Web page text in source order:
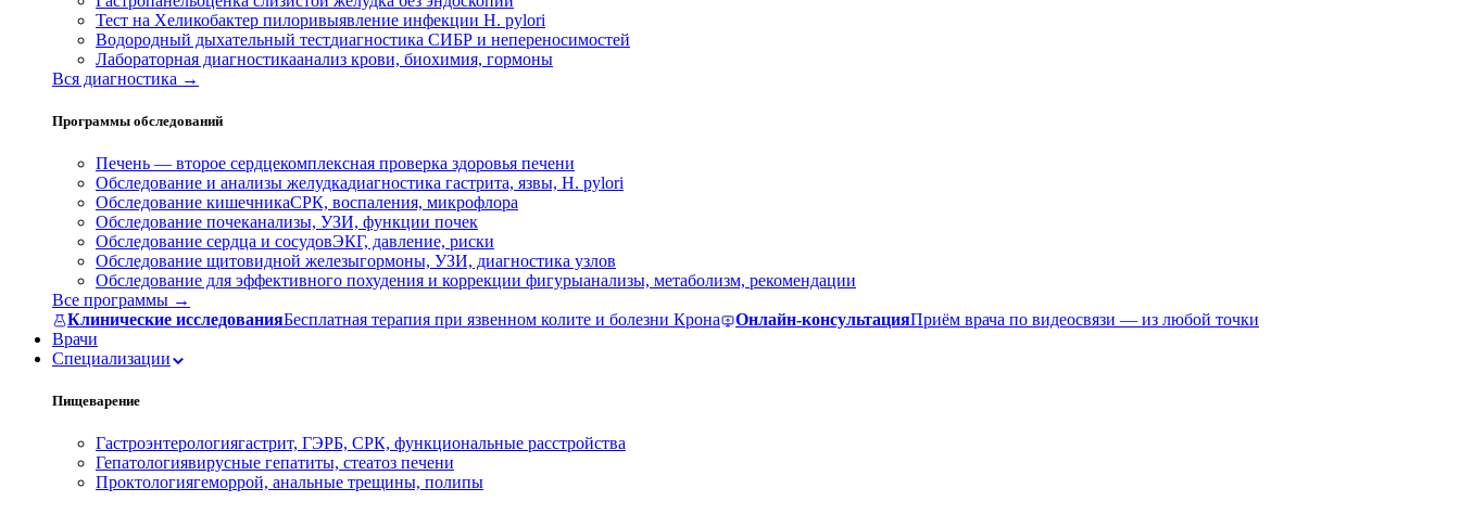
Тест на Хеликобактер пилоривыявление инфекции H. pylori
Водородный дыхательный тестдиагностика СИБР и непереносимостей
Лабораторная диагностикаанализ крови, биохимия, гормоны
Вся диагностика →
Программы обследований
Печень — второе сердцекомплексная проверка здоровья печени
Обследование и анализы желудкадиагностика гастрита, язвы, H. pylori
Обследование кишечникаСРК, воспаления, микрофлора
Обследование почеканализы, УЗИ, функции почек
Обследование сердца и сосудовЭКГ, давление, риски
Обследование щитовидной железыгормоны, УЗИ, диагностика узлов
Обследование для эффективного похудения и коррекции фигурыанализы, метаболизм, рекомендации
Все программы →
Клинические исследованияБесплатная терапия при язвенном колите и болезни Крона Онлайн-консультацияПриём врача по видеосвязи — из любой точки
Врачи
Специализации
Пищеварение
Гастроэнтерологиягастрит, ГЭРБ, СРК, функциональные расстройства
Гепатологиявирусные гепатиты, стеатоз печени
Проктологиягеморрой, анальные трещины, полипы